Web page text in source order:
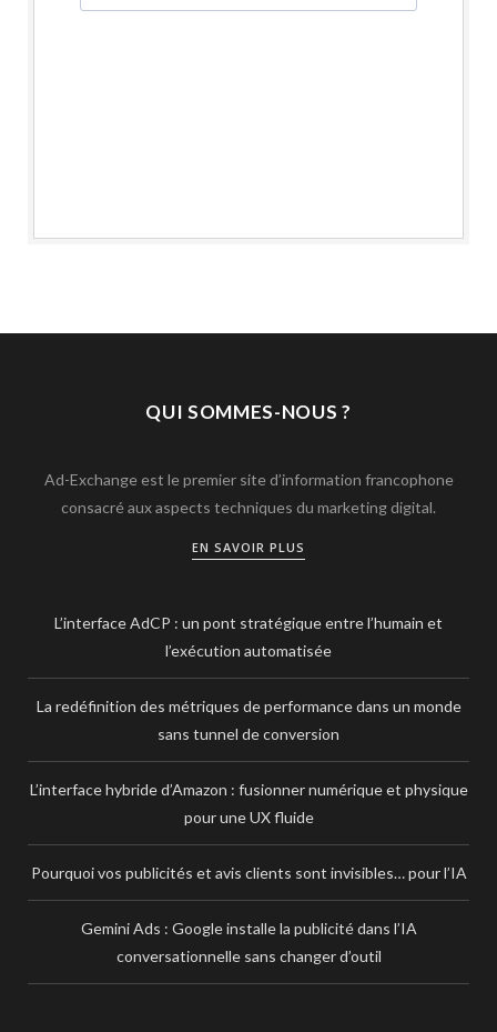
QUI SOMMES-NOUS ?
Ad-Exchange est le premier site d’information francophone
consacré aux aspects techniques du marketing digital.
EN SAVOIR PLUS
L’interface AdCP : un pont stratégique entre l’humain et
l’exécution automatisée
La redéfinition des métriques de performance dans un monde
sans tunnel de conversion
L’interface hybride d’Amazon : fusionner numérique et physique
pour une UX fluide
Pourquoi vos publicités et avis clients sont invisibles… pour l’IA
Gemini Ads : Google installe la publicité dans l’IA
conversationnelle sans changer d’outil